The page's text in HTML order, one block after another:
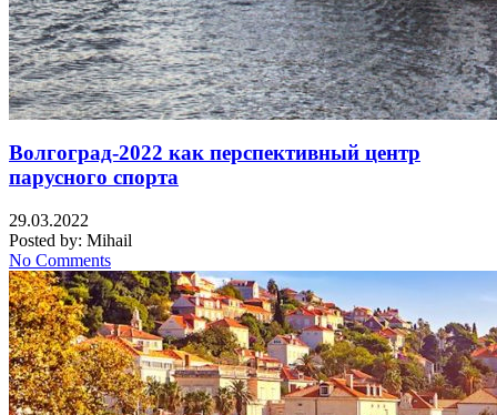
Волгоград-2022 как перспективный центр
парусного спорта
29.03.2022
Posted by: Mihail
No Comments